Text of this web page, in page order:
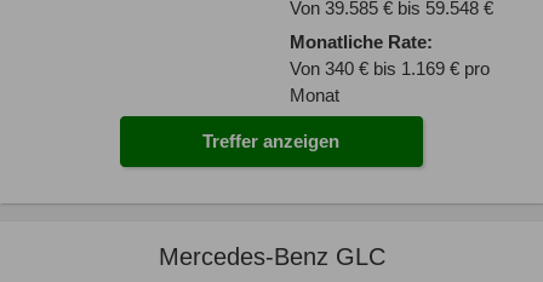
Von 39.585 € bis 59.548 €
Monatliche Rate:
Von 340 € bis 1.169 € pro
Monat
Treffer anzeigen
Mercedes-Benz GLC